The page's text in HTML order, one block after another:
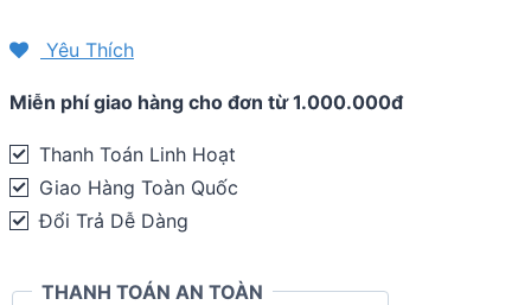
Chạy
BW1512
quantity
Yêu Thích
Miễn phí giao hàng cho đơn từ 1.000.000đ
Thanh Toán Linh Hoạt
Giao Hàng Toàn Quốc
Đổi Trả Dễ Dàng
THANH TOÁN AN TOÀN